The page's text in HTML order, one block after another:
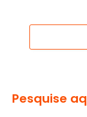
Pesquise